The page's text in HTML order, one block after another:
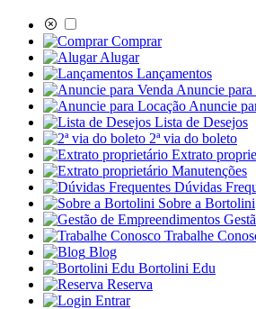
Comprar
Alugar
Lançamentos
Anuncie para
Anuncie
Lista de Desejos
2ª via do boleto
Extrato
Manutenções
Dúvidas
Sobre a Bortolini
Trabalhe
Blog
Bortolini Edu
Reserva
Entrar